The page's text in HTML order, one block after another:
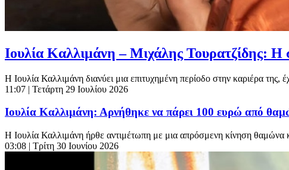
Ιουλία Καλλιμάνη – Μιχάλης Τουρατζίδης: Η
Η Ιουλία Καλλιμάνη διανύει μια επιτυχημένη περίοδο στην καριέρα
11:07 | Τετάρτη 29 Ιουλίου 2026
Ιουλία Καλλιμάνη: Αρνήθηκε να πάρει 100 ευρώ από
Η Ιουλία Καλλιμάνη ήρθε αντιμέτωπη με μια απρόσμενη κίνηση θαμώνα
03:08 | Τρίτη 30 Ιουνίου 2026